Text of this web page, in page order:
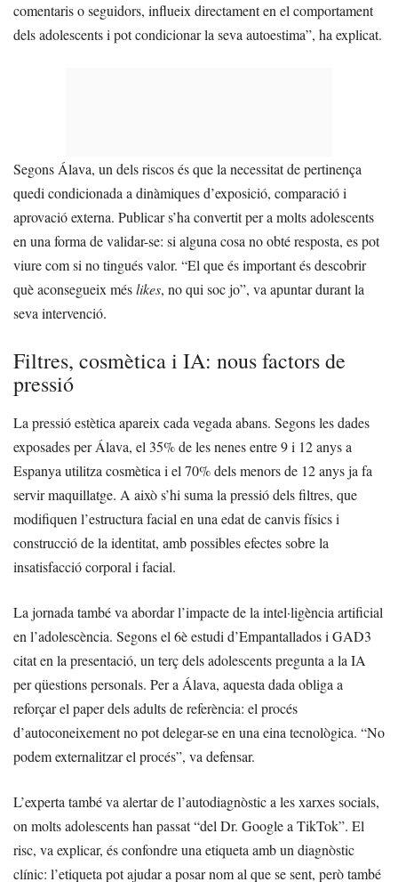
comentaris o seguidors, influeix directament en el comportament
dels adolescents i pot condicionar la seva autoestima”, ha explicat.
Segons Álava, un dels riscos és que la necessitat de pertinença
quedi condicionada a dinàmiques d’exposició, comparació i
aprovació externa. Publicar s’ha convertit per a molts adolescents
en una forma de validar-se: si alguna cosa no obté resposta, es pot
viure com si no tingués valor. “El que és important és descobrir
què aconsegueix méslikes, no qui soc jo”, va apuntar durant la
seva intervenció.
Filtres, cosmètica i IA: nous factors de
pressió
La pressió estètica apareix cada vegada abans. Segons les dades
exposades per Álava, el 35% de les nenes entre 9 i 12 anys a
Espanya utilitza cosmètica i el 70% dels menors de 12 anys ja fa
servir maquillatge. A això s’hi suma la pressió dels filtres, que
modifiquen l’estructura facial en una edat de canvis físics i
construcció de la identitat, amb possibles efectes sobre la
insatisfacció corporal i facial.
La jornada també va abordar l’impacte de la intel·ligència artificial
en l’adolescència. Segons el 6è estudi d’Empantallados i GAD3
citat en la presentació, un terç dels adolescents pregunta a la IA
per qüestions personals. Per a Álava, aquesta dada obliga a
reforçar el paper dels adults de referència: el procés
d’autoconeixement no pot delegar-se en una eina tecnològica. “No
podem externalitzar el procés”, va defensar.
L’experta també va alertar de l’autodiagnòstic a les xarxes socials,
on molts adolescents han passat “del Dr. Google a TikTok”. El
risc, va explicar, és confondre una etiqueta amb un diagnòstic
clínic: l’etiqueta pot ajudar a posar nom al que se sent, però també